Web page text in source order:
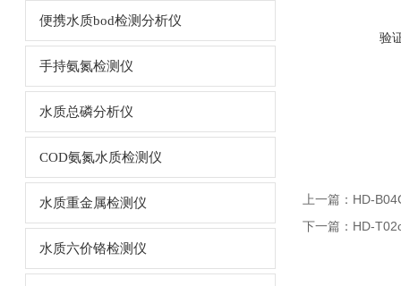
便携水质bod检测分析仪
手持氨氮检测仪
水质总磷分析仪
COD氨氮水质检测仪
水质重金属检测仪
水质六价铬检测仪
验
上一篇： HD-
下一篇： HD-